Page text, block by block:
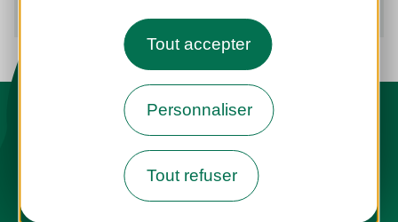
Tout accepter
Personnaliser
Tout refuser